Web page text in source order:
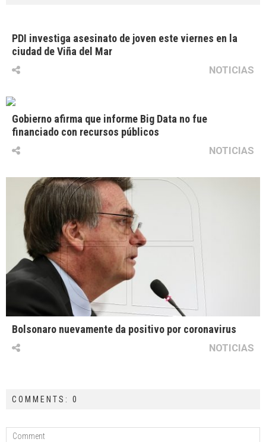
PDI investiga asesinato de joven este viernes en la
ciudad de Viña del Mar
NOTICIAS
Gobierno afirma que informe Big Data no fue
financiado con recursos públicos
NOTICIAS
Bolsonaro nuevamente da positivo por coronavirus
NOTICIAS
COMMENTS: 0